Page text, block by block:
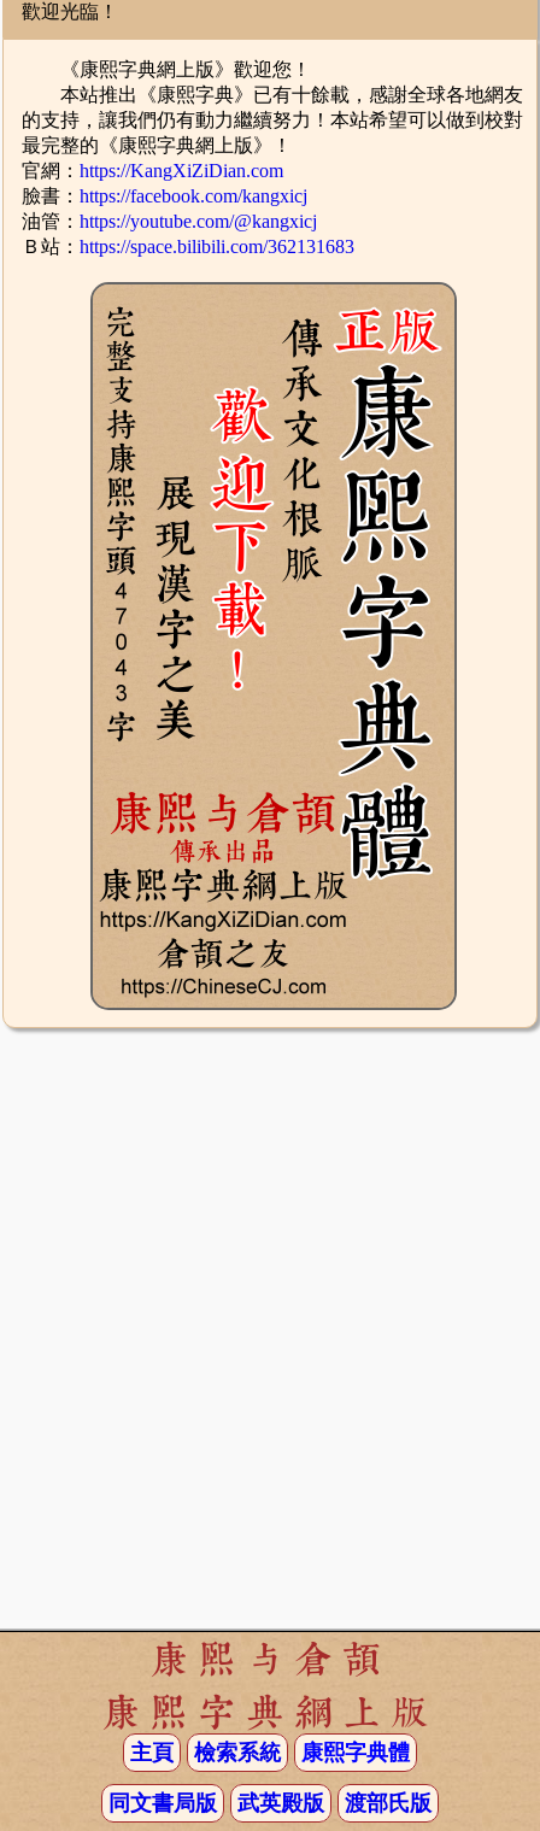
歡迎光臨！
《康熙字典網上版》歡迎您！
本站推出《康熙字典》已有十餘載，感謝全球各地網友
的支持，讓我們仍有動力繼續努力！本站希望可以做到校對
最完整的《康熙字典網上版》！
官網：https://KangXiZiDian.com
臉書：https://facebook.com/kangxicj
油管：https://youtube.com/@kangxicj
Ｂ站：https://space.bilibili.com/362131683
康熙与倉頡
康熙字典網上版
主頁 檢索系統 康熙字典體
同文書局版 武英殿版 渡部氏版